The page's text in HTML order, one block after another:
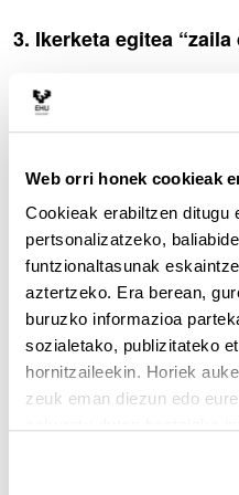
Web orri honek cookieak
Cookieak erabiltzen ditugu
pertsonalizatzeko,
funtzionaltasunak
aztertzeko. Era berean,
buruzko informazioa
sozialetako, publizitateko
hornitzaileekin. Horiek
zeuk eman diezun edo
3. Ikerketa egitea